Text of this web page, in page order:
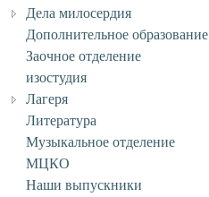
Дела милосердия
Дополнительное образование
Заочное отделение
изостудия
Лагеря
Литература
Музыкальное отделение
МЦКО
Наши выпускники